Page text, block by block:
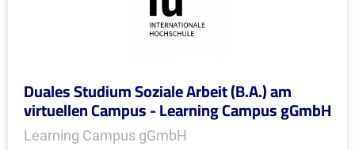
Duales Studium Soziale Arbeit (B.A.) am
virtuellen Campus - Learning Campus gGmbH
Learning Campus gGmbH